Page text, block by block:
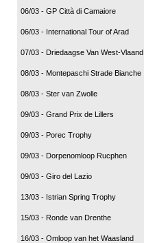
06/03 - GP Città di Camaiore
06/03 - International Tour of Arad
07/03 - Driedaagse Van West-Vlaand.
08/03 - Montepaschi Strade Bianche
08/03 - Ster van Zwolle
09/03 - Grand Prix de Lillers
09/03 - Porec Trophy
09/03 - Dorpenomloop Rucphen
09/03 - Giro del Lazio
13/03 - Istrian Spring Trophy
15/03 - Ronde van Drenthe
16/03 - Omloop van het Waasland